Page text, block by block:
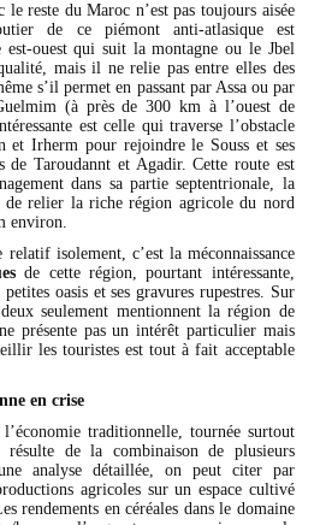
reste du Maroc n’est pas toujours aisée
de ce piémont anti-atlasique est
est-ouest qui suit la montagne ou le Jbel
mais il ne relie pas entre elles des
s’il permet en passant par Assa ou par
(à près de 300 km à l’ouest de
est celle qui traverse l’obstacle
et Irherm pour rejoindre le Souss et ses
de Taroudannt et Agadir. Cette route est
dans sa partie septentrionale, la
relier la riche région agricole du nord
environ.
isolement, c’est la méconnaissance
de cette région, pourtant intéressante,
petites oasis et ses gravures rupestres. Sur
seulement mentionnent la région de
présente pas un intérêt particulier mais
les touristes est tout à fait acceptable
en crise
traditionnelle, tournée surtout
résulte de la combinaison de plusieurs
analyse détaillée, on peut citer par
agricoles sur un espace cultivé
rendements en céréales dans le domaine